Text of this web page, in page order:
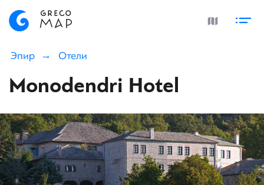
Эпир Отели
Monodendri Hotel